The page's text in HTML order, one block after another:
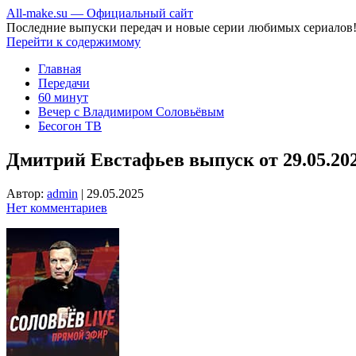
All-make.su — Официальный сайт
Последние выпуски передач и новые серии любимых сериалов!
Перейти к содержимому
Главная
Передачи
60 минут
Вечер с Владимиром Соловьёвым
Бесогон ТВ
Дмитрий Евстафьев выпуск от
Автор: admin | 29.05.2025
Нет комментариев